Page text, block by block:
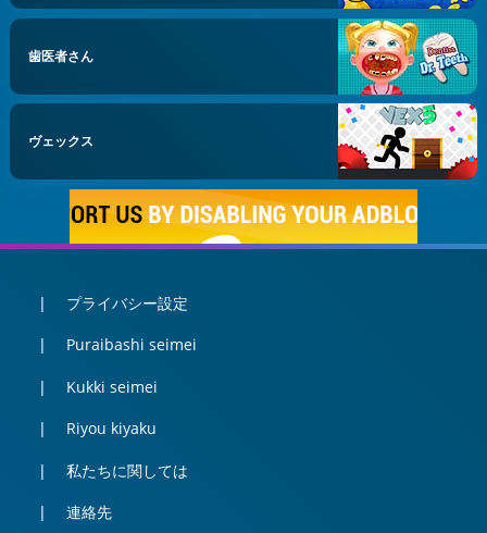
歯医者さん
ヴェックス
プライバシー設定
Puraibashi seimei
Kukki seimei
Riyou kiyaku
私たちに関しては
連絡先